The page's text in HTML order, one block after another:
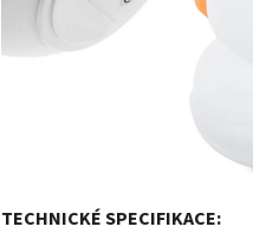
TECHNICKÉ SPECIFIKACE: